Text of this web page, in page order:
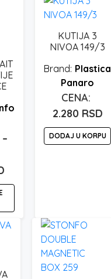
–
Raspon
cena:
do
300 rsd
KUTIJA 3
NIVOA 149/3
Plastica
Panaro
2.280 RSD
DODAJ U KORPU